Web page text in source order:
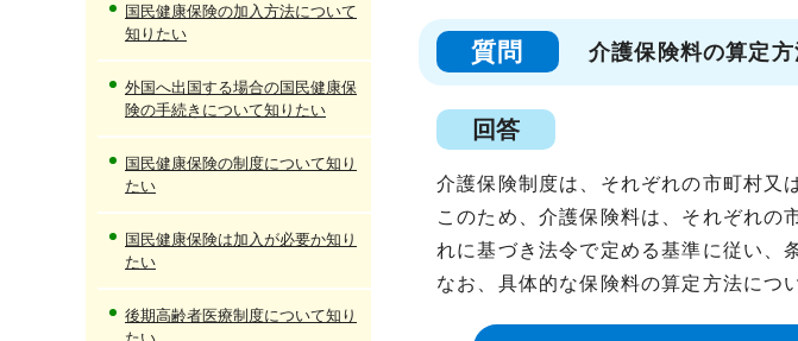
質問 介護保険料の算定
回答
介護保険制度は、それぞれの市町村又
このため、介護保険料は、それぞれの
れに基づき法令で定める基準に従い、
なお、具体的な保険料の算定方法につ
国民健康保険の加入方法について
知りたい
外国へ出国する場合の国民健康保
険の手続きについて知りたい
国民健康保険の制度について知り
たい
国民健康保険は加入が必要か知り
たい
後期高齢者医療制度について知り